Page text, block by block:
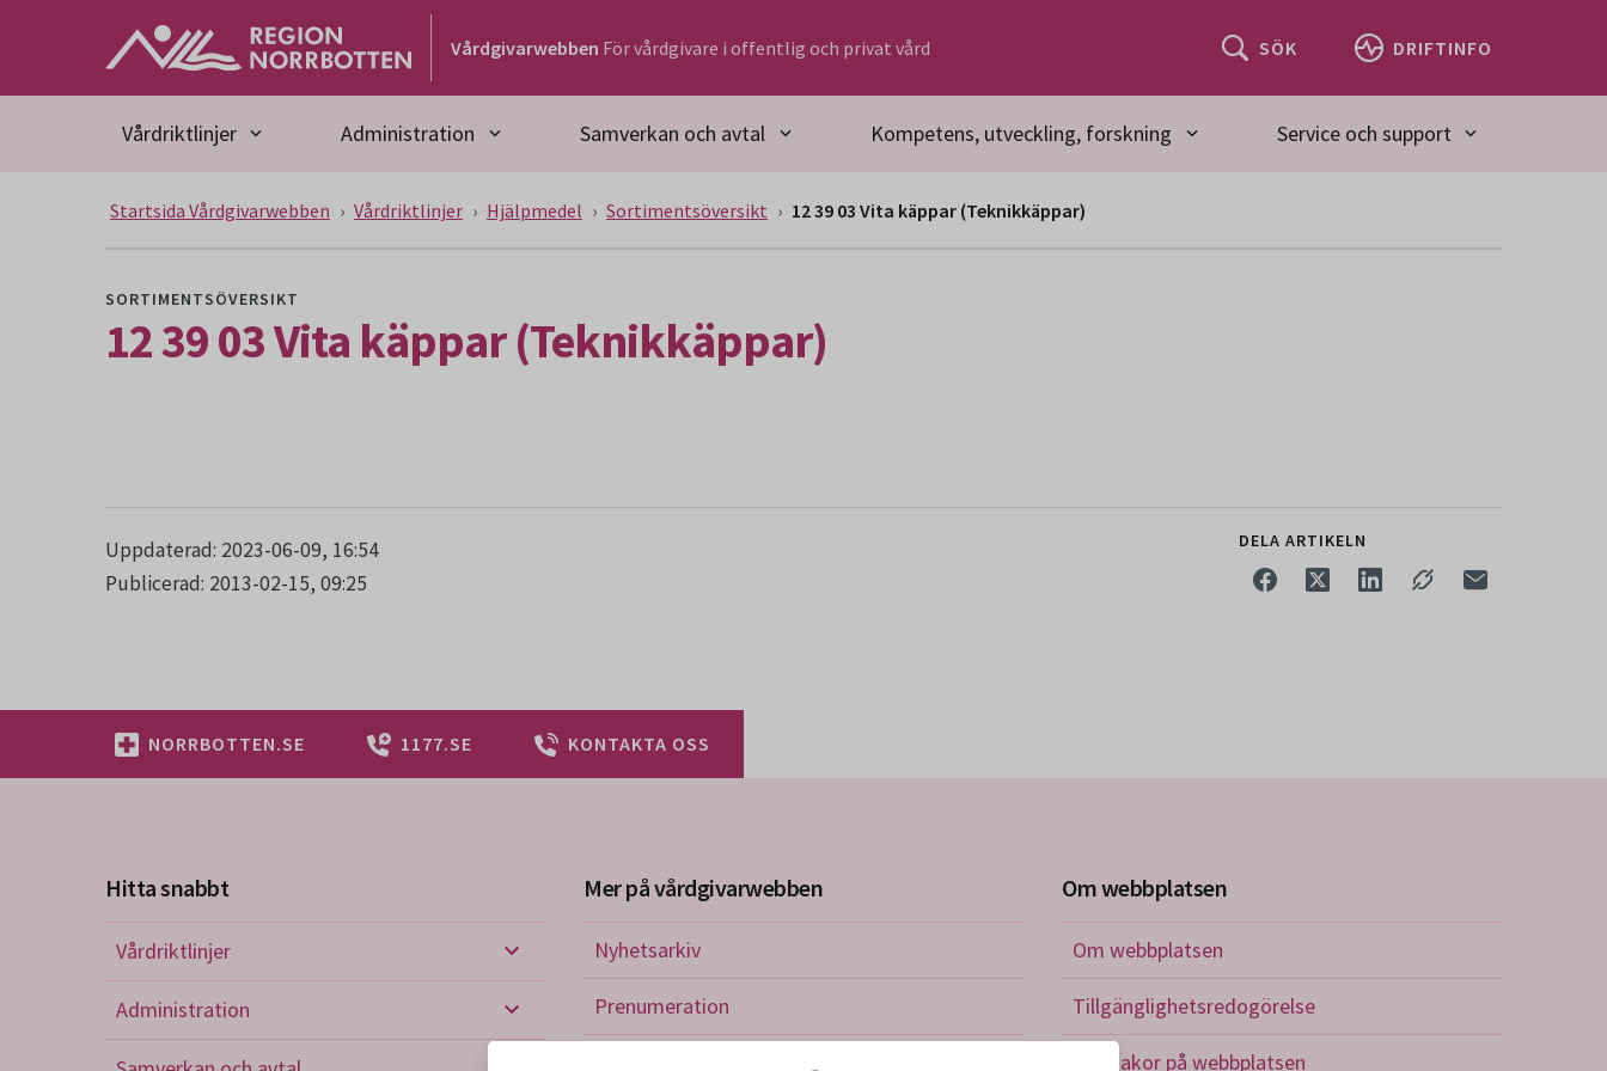
Gå till huvudmeny
Gå till övergripande innehåll
Vårdgivarwebben För vårdgivare i offentlig och privat vård SÖK DRIFTINFO
Vårdriktlinjer Administration Samverkan och avtal Kompetens, utveckling, forskning Service och support
Startsida Vårdgivarwebben Vårdriktlinjer Hjälpmedel Sortimentsöversikt 12 39 03 Vita käppar (Teknikkäppar)
SORTIMENTSÖVERSIKT
12 39 03 Vita käppar (Teknikkäppar)
Uppdaterad: 2023-06-09, 16:54
Publicerad: 2013-02-15, 09:25
DELA ARTIKELN
NORRBOTTEN.SE 1177.SE KONTAKTA OSS
Hitta snabbt
Vårdriktlinjer
Vårdriktlinjer
Administration
Mer på vårdgivarwebben
Nyhetsarkiv
Prenumeration
Om webbplatsen
Om webbplatsen
Tillgänglighetsredogörelse
Om kakor på webbplatsen